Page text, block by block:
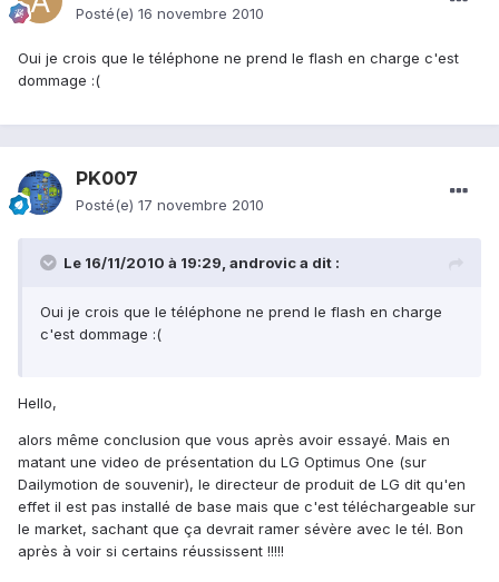
Posté(e) 16 novembre 2010
Oui je crois que le téléphone ne prend le flash en charge c'est
dommage :(
PK007
Posté(e) 17 novembre 2010
Le 16/11/2010 à 19:29, androvic a dit :
Oui je crois que le téléphone ne prend le flash en charge
c'est dommage :(
Hello,
alors même conclusion que vous après avoir essayé. Mais en
matant une video de présentation du LG Optimus One (sur
Dailymotion de souvenir), le directeur de produit de LG dit qu'en
effet il est pas installé de base mais que c'est téléchargeable sur
le market, sachant que ça devrait ramer sévère avec le tél. Bon
après à voir si certains réussissent !!!!!